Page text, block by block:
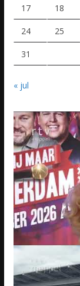
17 18
24 25
31
« jul